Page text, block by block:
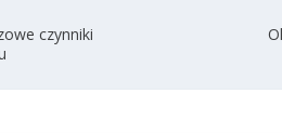
czynniki